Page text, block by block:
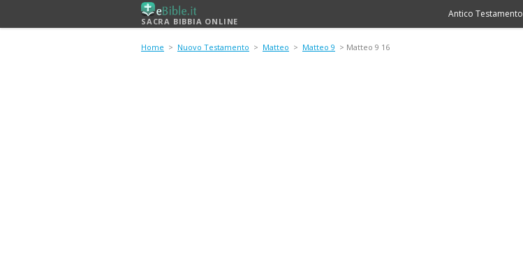
SACRA BIBBIA ONLINE
Antico Testamento
Home > Nuovo Testamento > Matteo > Matteo 9 > Matteo 9 16